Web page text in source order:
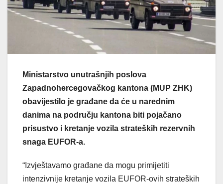
Ministarstvo unutrašnjih poslova
Zapadnohercegovačkog kantona (MUP ZHK)
obavijestilo je građane da će u narednim
danima na području kantona biti pojačano
prisustvo i kretanje vozila strateških rezervnih
snaga EUFOR-a.
“Izvještavamo građane da mogu primijetiti
intenzivnije kretanje vozila EUFOR-ovih strateških